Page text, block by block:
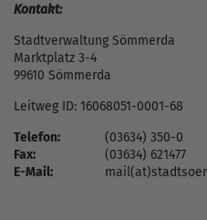
Kontakt:
Stadtverwaltung Sömmerda
Marktplatz 3-4
99610 Sömmerda
Leitweg ID: 16068051-0001-68
Telefon:
(03634) 350-0
Fax:
(03634) 621477
E-Mail: